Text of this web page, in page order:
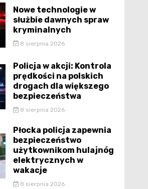
Nowe technologie w
służbie dawnych spraw
kryminalnych
8 sierpnia 2026
Policja w akcji: Kontrola
prędkości na polskich
drogach dla większego
bezpieczeństwa
8 sierpnia 2026
Płocka policja zapewnia
bezpieczeństwo
użytkownikom hulajnóg
elektrycznych w
wakacje
8 sierpnia 2026